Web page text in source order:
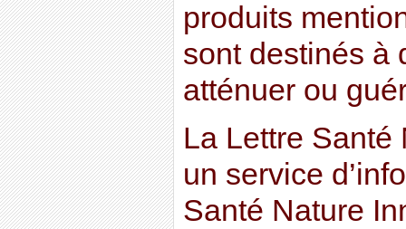
produits
sont destinés à
atténuer ou
La Lettre Santé
un service
Santé Nature